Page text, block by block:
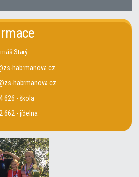
Starý
habrmanova.cz
habrmanova.cz
626 - škola
662 - jídelna